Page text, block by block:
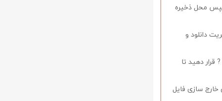
سپس محل ذخیره
دانلود و
دهید تا
خارج سازی فایل